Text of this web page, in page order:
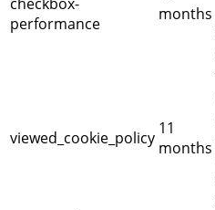
performance
months
viewed_cookie_policy 11
months